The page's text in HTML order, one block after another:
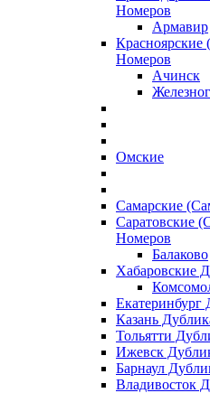
Номеров
Армавир
Красноярские
Номеров
Ачинск
Омские
Самарские
Саратовские
Номеров
Балаково
Хабаровские
Казань
Тольятти
Ижевск
Барнаул
Владивосток